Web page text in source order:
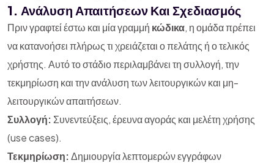
1. Ανάλυση Απαιτήσεων Και Σχεδιασμός
Πριν γραφτεί έστω και μία γραμμή κώδικα, η ομάδα πρέπει
να κατανοήσει πλήρως τι χρειάζεται ο πελάτης ή ο τελικός
χρήστης. Αυτό το στάδιο περιλαμβάνει τη συλλογή, την
τεκμηρίωση και την ανάλυση των λειτουργικών και μη-
λειτουργικών απαιτήσεων.
Συλλογή: Συνεντεύξεις, έρευνα αγοράς και μελέτη χρήσης
(use cases).
Τεκμηρίωση:Δημιουργία λεπτομερών εγγράφων